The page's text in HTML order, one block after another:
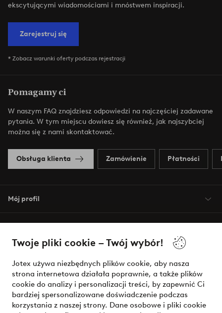
Twoje pliki cookie – Twój wybór!
Jotex używa niezbędnych plików cookie, aby nasza
strona internetowa działała poprawnie, a także plików
cookie do analizy i personalizacji treści, by zapewnić Ci
bardziej spersonalizowane doświadczenie podczas
korzystania z naszej strony. Dane osobowe i pliki cookie
ekscytującymi wiadomościami i mnóstwem inspiracji.
Zarejestruj się
* Zobacz warunki oferty podczas rejestracji
Pomagamy ci
W naszym FAQ znajdziesz odpowiedzi na najczęściej zadawane
pytania. W tym miejscu dowiesz się również, jak najszybciej
można się z nami skontaktować.
Obsługa klienta Zamówienie Płatności
Mój profil
Warunki